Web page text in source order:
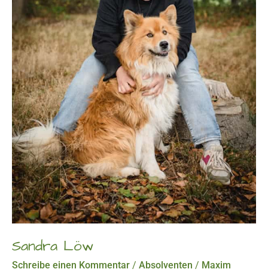
Sandra Löw
Schreibe einen Kommentar / Absolventen / Maxim